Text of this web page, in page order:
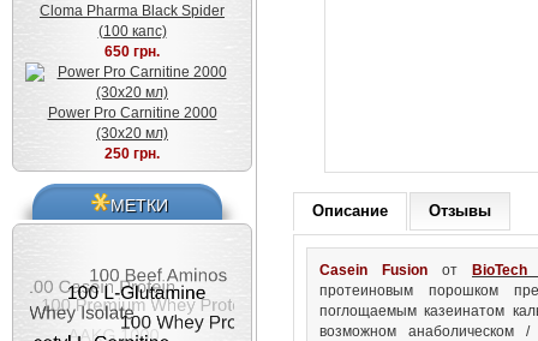
Cloma Pharma Black Spider
(100 капс)
650 грн.
Power Pro Carnitine 2000
(30x20 мл)
250 грн.
МЕТКИ Описание Отзывы
Casein Fusion от
BioTech
протеиновым порошком
поглощаемым казеинатом
возможном анаболическом